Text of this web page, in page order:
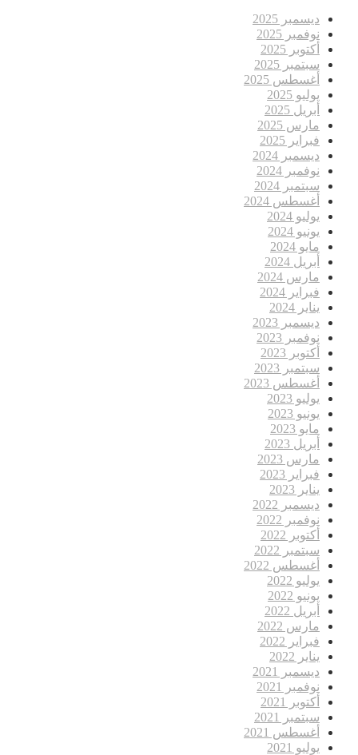
ديسمبر 2025
نوفمبر 2025
أكتوبر 2025
سبتمبر 2025
أغسطس 2025
يوليو 2025
أبريل 2025
مارس 2025
فبراير 2025
ديسمبر 2024
نوفمبر 2024
سبتمبر 2024
أغسطس 2024
يوليو 2024
يونيو 2024
مايو 2024
أبريل 2024
مارس 2024
فبراير 2024
يناير 2024
ديسمبر 2023
نوفمبر 2023
أكتوبر 2023
سبتمبر 2023
أغسطس 2023
يوليو 2023
يونيو 2023
مايو 2023
أبريل 2023
مارس 2023
فبراير 2023
يناير 2023
ديسمبر 2022
نوفمبر 2022
أكتوبر 2022
سبتمبر 2022
أغسطس 2022
يوليو 2022
يونيو 2022
أبريل 2022
مارس 2022
فبراير 2022
يناير 2022
ديسمبر 2021
نوفمبر 2021
أكتوبر 2021
سبتمبر 2021
أغسطس 2021
يوليو 2021